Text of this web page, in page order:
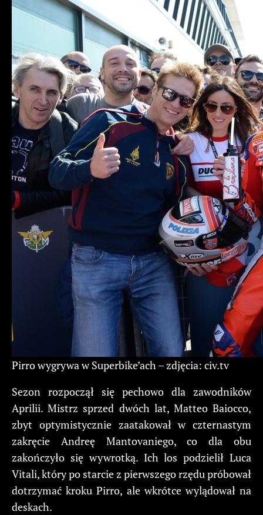
Pirro wygrywa w Superbike’ach – zdjęcia: civ.tv
Sezon rozpoczął się pechowo dla zawodników
Aprilii. Mistrz sprzed dwóch lat, Matteo Baiocco,
zbyt optymistycznie zaatakował w czternastym
zakręcie Andreę Mantovaniego, co dla obu
zakończyło się wywrotką. Ich los podzielił Luca
Vitali, który po starcie z pierwszego rzędu próbował
dotrzymać kroku Pirro, ale wkrótce wylądował na
deskach.